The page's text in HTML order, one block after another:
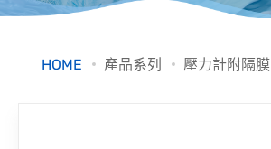
HOME 產品系列 壓力計附隔膜